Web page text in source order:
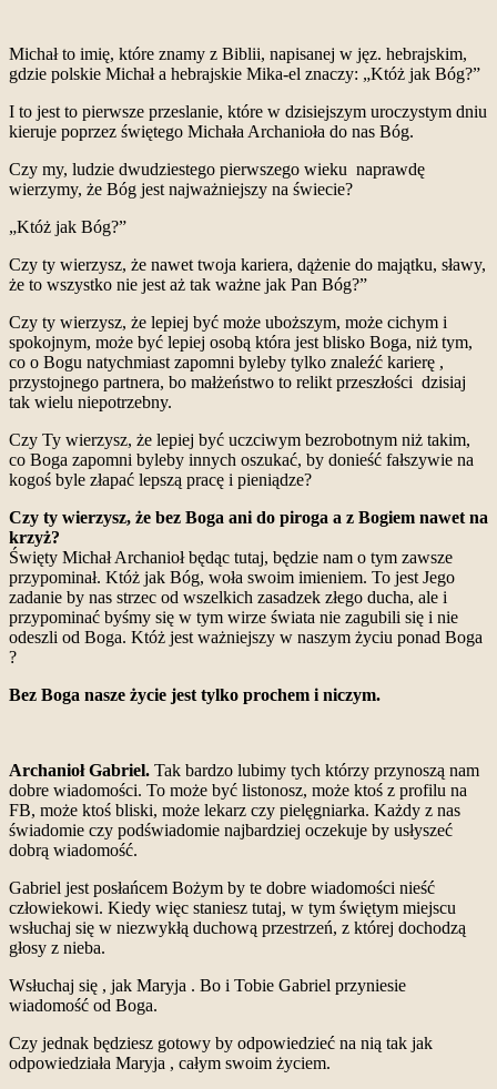
Michał to imię, które znamy z Biblii, napisanej w jęz. hebrajskim,
gdzie polskie Michał a hebrajskie Mika-el znaczy: „Któż jak Bóg?”
I to jest to pierwsze przeslanie, które w dzisiejszym uroczystym dniu
kieruje poprzez świętego Michała Archanioła do nas Bóg.
Czy my, ludzie dwudziestego pierwszego wieku naprawdę
wierzymy, że Bóg jest najważniejszy na świecie?
„Któż jak Bóg?”
Czy ty wierzysz, że nawet twoja kariera, dążenie do majątku, sławy,
że to wszystko nie jest aż tak ważne jak Pan Bóg?”
Czy ty wierzysz, że lepiej być może uboższym, może cichym i
spokojnym, może być lepiej osobą która jest blisko Boga, niż tym,
co o Bogu natychmiast zapomni byleby tylko znaleźć karierę ,
przystojnego partnera, bo małżeństwo to relikt przeszłości dzisiaj
tak wielu niepotrzebny.
Czy Ty wierzysz, że lepiej być uczciwym bezrobotnym niż takim,
co Boga zapomni byleby innych oszukać, by donieść fałszywie na
kogoś byle złapać lepszą pracę i pieniądze?
Czy ty wierzysz, że bez Boga ani do piroga a z Bogiem nawet na
krzyż?
Święty Michał Archanioł będąc tutaj, będzie nam o tym zawsze
przypominał. Któż jak Bóg, woła swoim imieniem. To jest Jego
zadanie by nas strzec od wszelkich zasadzek złego ducha, ale i
przypominać byśmy się w tym wirze świata nie zagubili się i nie
odeszli od Boga. Któż jest ważniejszy w naszym życiu ponad Boga
?
Bez Boga nasze życie jest tylko prochem i niczym.
Archanioł Gabriel. Tak bardzo lubimy tych którzy przynoszą nam
dobre wiadomości. To może być listonosz, może ktoś z profilu na
FB, może ktoś bliski, może lekarz czy pielęgniarka. Każdy z nas
świadomie czy podświadomie najbardziej oczekuje by usłyszeć
dobrą wiadomość.
Gabriel jest posłańcem Bożym by te dobre wiadomości nieść
człowiekowi. Kiedy więc staniesz tutaj, w tym świętym miejscu
wsłuchaj się w niezwykłą duchową przestrzeń, z której dochodzą
głosy z nieba.
Wsłuchaj się , jak Maryja . Bo i Tobie Gabriel przyniesie
wiadomość od Boga.
Czy jednak będziesz gotowy by odpowiedzieć na nią tak jak
odpowiedziała Maryja , całym swoim życiem.